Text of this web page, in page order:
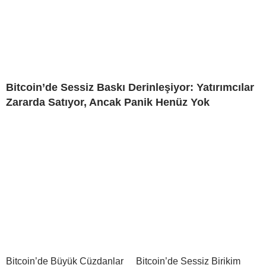
Bitcoin’de Sessiz Baskı Derinleşiyor: Yatırımcılar
Zararda Satıyor, Ancak Panik Henüz Yok
Bitcoin’de Büyük Cüzdanlar
Bitcoin’de Sessiz Birikim